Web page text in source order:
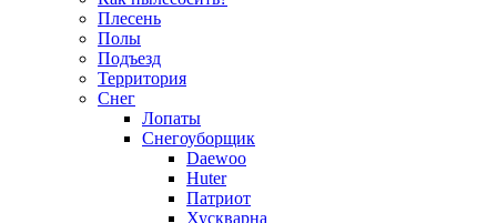
Плесень
Полы
Подъезд
Территория
Снег
Лопаты
Снегоуборщик
Daewoo
Huter
Патриот
Хускварна